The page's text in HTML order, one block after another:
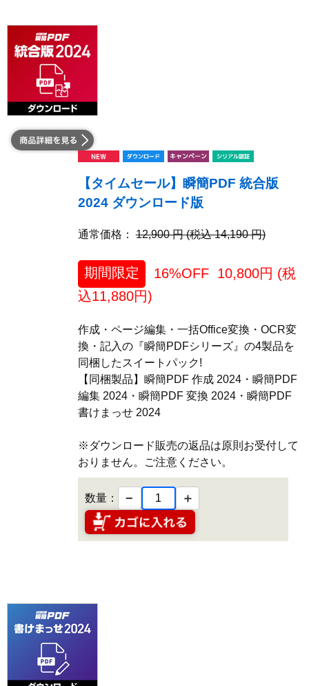
【タイムセール】瞬簡PDF 統合版
2024 ダウンロード版
通常価格：12,900 円 (税込 14,190 円)
期間限定 16%OFF 10,800円 (税
込11,880円)
作成・ページ編集・一括Office変換・OCR変
換・記入の『瞬簡PDFシリーズ』の4製品を
同梱したスイートパック!
【同梱製品】瞬簡PDF 作成 2024・瞬簡PDF
編集 2024・瞬簡PDF 変換 2024・瞬簡PDF
書けまっせ 2024
※ダウンロード販売の返品は原則お受付して
おりません。ご注意ください。
数量： − ＋